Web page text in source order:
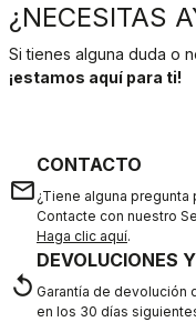
¿NECESITAS
Si tienes alguna duda o
¡estamos aquí para ti!
email
CONTACTO
¿Tiene alguna pregunta
Contacte con nuestro
Haga clic aquí.
replay
DEVOLUCIONES
Garantía de devolución
en los 30 días